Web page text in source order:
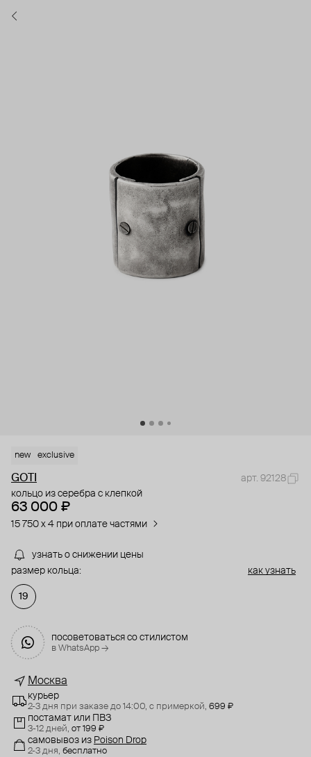
new exclusive
GOTI
арт. 92128
кольцо из серебра с клепкой
63 000 ₽
15 750 x 4 при оплате частями
узнать о снижении цены
размер кольца:
как узнать
19
посоветоваться со стилистом
в WhatsApp →
Москва
курьер
2-3 дня при заказе до 14:00, с примеркой, 699 ₽
постамат или ПВЗ
3-12 дней, от 199 ₽
самовывоз из Poison Drop
2-3 дня, бесплатно